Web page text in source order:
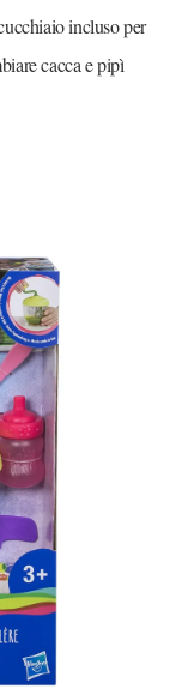
incluso per
cacca e pipì